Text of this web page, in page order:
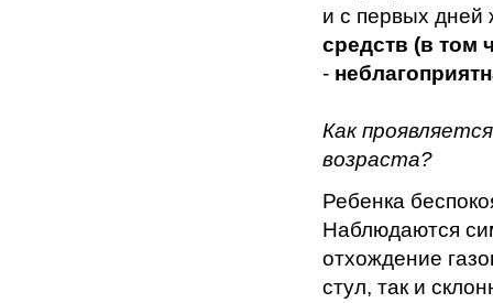
и с первых дней
средств (в том
-
Как
возраста?
Ребенка
Наблюдаются
отхождение
стул, так и